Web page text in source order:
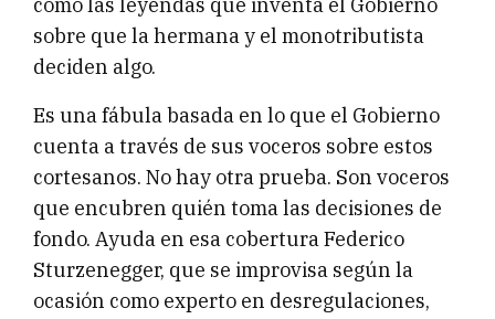
como las leyendas que inventa el Gobierno
sobre que la hermana y el monotributista
deciden algo.
Es una fábula basada en lo que el Gobierno
cuenta a través de sus voceros sobre estos
cortesanos. No hay otra prueba. Son voceros
que encubren quién toma las decisiones de
fondo. Ayuda en esa cobertura Federico
Sturzenegger, que se improvisa según la
ocasión como experto en desregulaciones,